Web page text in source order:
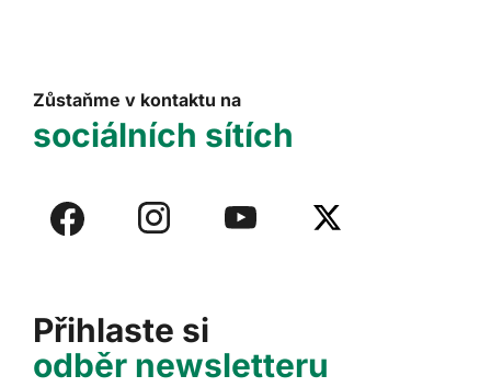
Přihlaste si
odběr newsletteru
Zůstaňme v kontaktu na
sociálních sítích